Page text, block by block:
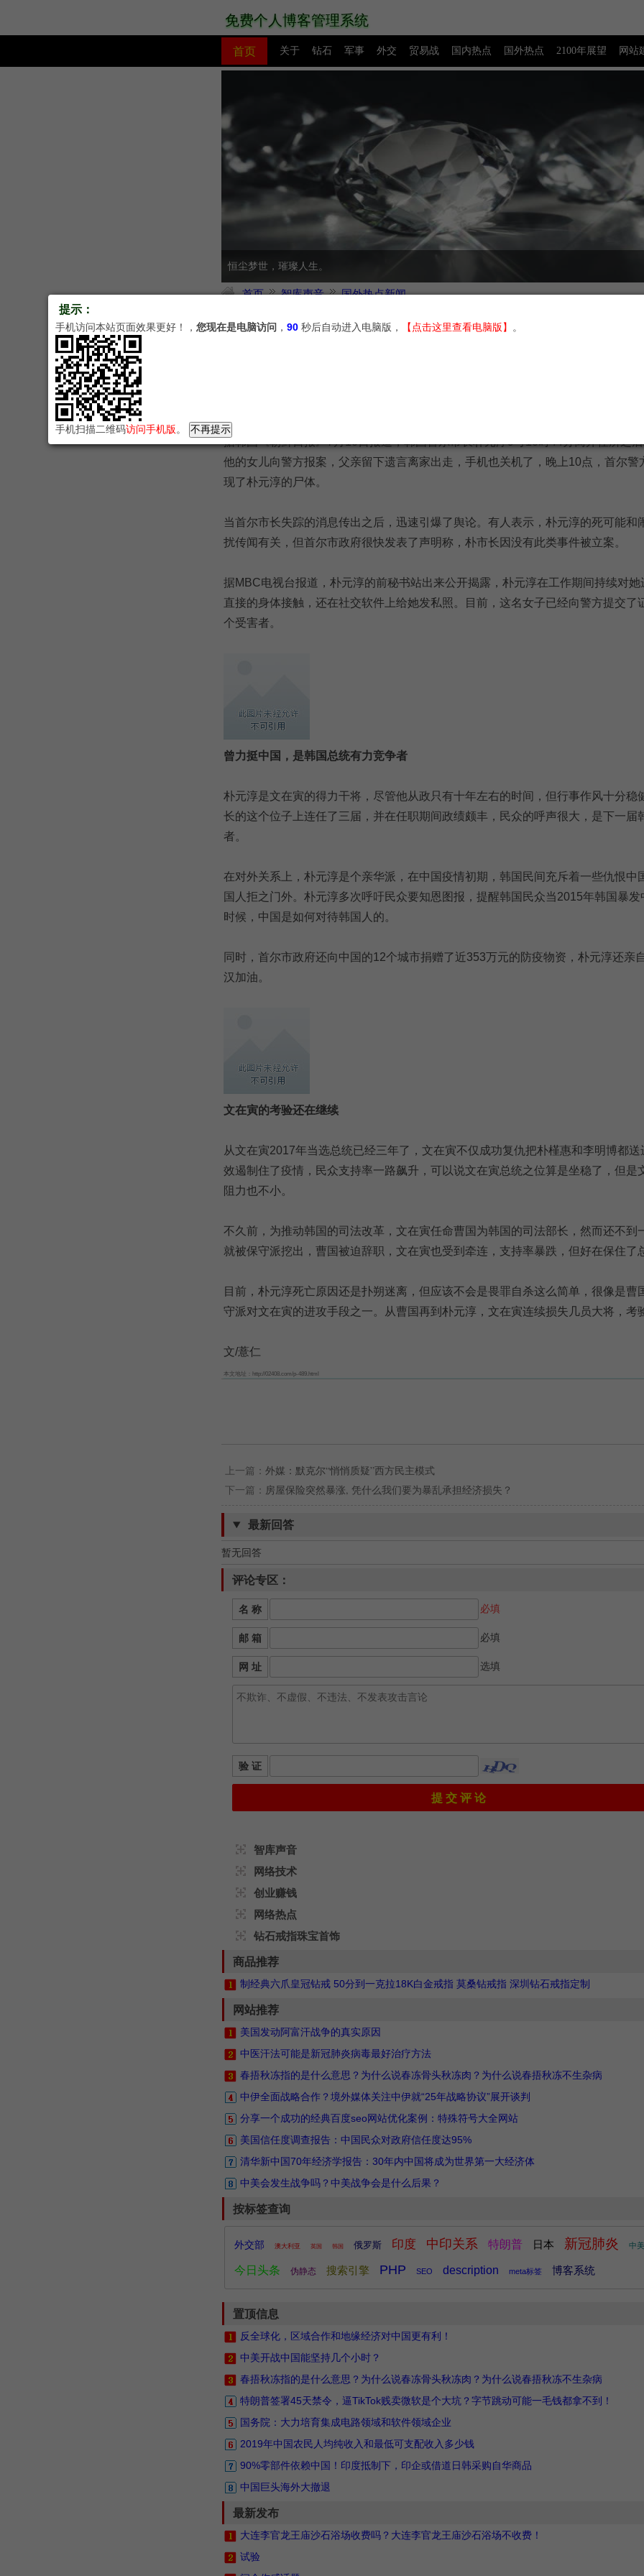
免费个人博客管理系统
首页 关于 钻石 军事 外交 贸易战 国内热点 国外热点 2100年展望 网站
源码下载 创业赚钱
恒尘梦世，璀璨人生。
首页 智库声音 国外热点新闻
2020年7月9日，韩国政坛深夜地震：文在寅心腹韩国首尔市长
据韩国《朝鲜日报》7月10日报道，韩国首尔市长朴元淳9号10时44分离开住所之
他的女儿向警方报案，父亲留下遗言离家出走，手机也关机了，晚上10点，首尔警
现了朴元淳的尸体。
当首尔市长失踪的消息传出之后，迅速引爆了舆论。有人表示，朴元淳的死可能和
扰传闻有关，但首尔市政府很快发表了声明称，朴市长因没有此类事件被立案。
据MBC电视台报道，朴元淳的前秘书站出来公开揭露，朴元淳在工作期间持续对
直接的身体接触，还在社交软件上给她发私照。目前，这名女子已经向警方提交了
个受害者。
曾力挺中国，是韩国总统有力竞争者
朴元淳是文在寅的得力干将，尽管他从政只有十年左右的时间，但行事作风十分稳
长的这个位子上连任了三届，并在任职期间政绩颇丰，民众的呼声很大，是下一届
者。
在对外关系上，朴元淳是个亲华派，在中国疫情初期，韩国民间充斥着一些仇恨中
国人拒之门外。朴元淳多次呼吁民众要知恩图报，提醒韩国民众当2015年韩国暴
时候，中国是如何对待韩国人的。
同时，首尔市政府还向中国的12个城市捐赠了近353万元的防疫物资，朴元淳还亲
汉加油。
文在寅的考验还在继续
从文在寅2017年当选总统已经三年了，文在寅不仅成功复仇把朴槿惠和李明博都
效遏制住了疫情，民众支持率一路飙升，可以说文在寅总统之位算是坐稳了，但是
阻力也不小。
不久前，为推动韩国的司法改革，文在寅任命曹国为韩国的司法部长，然而还不到
就被保守派挖出，曹国被迫辞职，文在寅也受到牵连，支持率暴跌，但好在保住了
目前，朴元淳死亡原因还是扑朔迷离，但应该不会是畏罪自杀这么简单，很像是曹
守派对文在寅的进攻手段之一。从曹国再到朴元淳，文在寅连续损失几员大将，考
文/薏仁
本文地址：http://02408.com/p-489.html
上一篇： 外媒：默克尔“悄悄质疑”西方民主模式
下一篇： 房屋保险突然暴涨, 凭什么我们要为暴乱承担经济损失？
最新回答
暂无回答
评论专区：
名 称 必填
邮 箱 必填
网 址 选填
验 证
智库声音
网络技术
创业赚钱
网络热点
钻石戒指珠宝首饰
商品推荐
制经典六爪皇冠钻戒 50分到一克拉18K白金戒指 莫桑钻戒指 深圳钻石戒指定制
网站推荐
美国发动阿富汗战争的真实原因
中医汗法可能是新冠肺炎病毒最好治疗方法
春捂秋冻指的是什么意思？为什么说春冻骨头秋冻肉？为什么说春捂秋冻不生杂病
中伊全面战略合作？境外媒体关注中伊就“25年战略协议”展开谈判
分享一个成功的经典百度seo网站优化案例：特殊符号大全网站
美国信任度调查报告：中国民众对政府信任度达95%
清华新中国70年经济学报告：30年内中国将成为世界第一大经济体
中美会发生战争吗？中美战争会是什么后果？
按标签查询
外交部 澳大利亚 英国 韩国 俄罗斯 印度 中印关系 特朗普 日本 新冠肺炎 中
今日头条 伪静态 搜索引擎 PHP SEO description meta标签 博客系统
置顶信息
反全球化，区域合作和地缘经济对中国更有利！
中美开战中国能坚持几个小时？
春捂秋冻指的是什么意思？为什么说春冻骨头秋冻肉？为什么说春捂秋冻不生杂病
特朗普签署45天禁令，逼TikTok贱卖微软是个大坑？字节跳动可能一毛钱都拿不到！
国务院：大力培育集成电路领域和软件领域企业
2019年中国农民人均纯收入和最低可支配收入多少钱
90%零部件依赖中国！印度抵制下，印企或借道日韩采购自华商品
中国巨头海外大撤退
最新发布
大连李官龙王庙沙石浴场收费吗？大连李官龙王庙沙石浴场不收费！
试验
提示：
手机访问本站页面效果更好！，您现在是电脑访问 ，89 秒后自动进入电脑版， 【点击这里查看电脑版】 。
手机扫描二维码访问手机版。